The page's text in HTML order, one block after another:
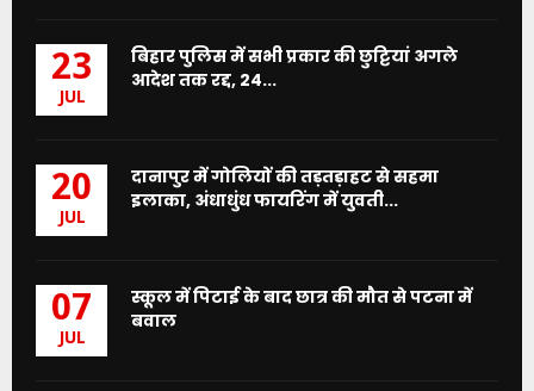
23
JUL
बिहार पुलिस में सभी प्रकार की छुट्टियां अगले
आदेश तक रद्द, 24...
20
JUL
दानापुर में गोलियों की तड़तड़ाहट से सहमा
इलाका, अंधाधुंध फायरिंग में युवती...
07
JUL
स्कूल में पिटाई के बाद छात्र की मौत से पटना में
बवाल